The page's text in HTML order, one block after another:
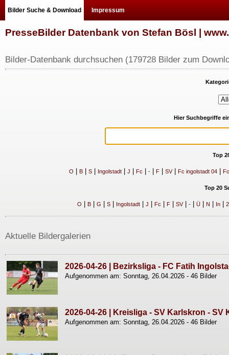
Bilder Suche & Download Impressum
PresseBilder Datenbank von Stefan Bösl |
Bilder-Datenbank durchsuchen (179728 Bilder zum
Hier Suchbegriffe
Top
O B| S| Ingolstadt| J Fc -| F| SV| Fc ingolstadt 04|
Top 20
O B| G S| Ingolstadt| J Fc F| SV| -| Ü| N In| 2
Aktuelle Bildergalerien
2026-04-26 | Bezirksliga - FC Fatih
Aufgenommen am: Sonntag, 26.04.2026 - 46 Bilder
2026-04-26 | Kreisliga - SV Karlskron - SV
Aufgenommen am: Sonntag, 26.04.2026 - 46 Bilder